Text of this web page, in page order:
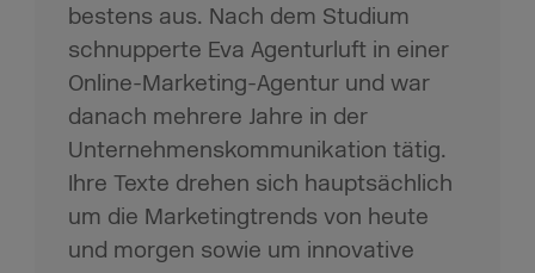
bestens aus. Nach dem Studium
schnupperte Eva Agenturluft in einer
Online-Marketing-Agentur und war
danach mehrere Jahre in der
Unternehmenskommunikation tätig.
Ihre Texte drehen sich hauptsächlich
um die Marketingtrends von heute
und morgen sowie um innovative